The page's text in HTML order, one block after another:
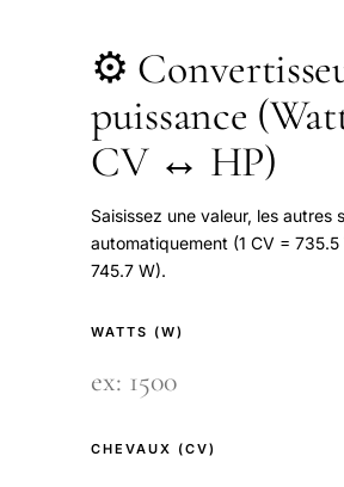
⚙️
puissance
CV ↔ HP)
Saisissez une valeur, les autres
automatiquement (1 CV = 735.5
745.7 W).
WATTS (W)
CHEVAUX (CV)